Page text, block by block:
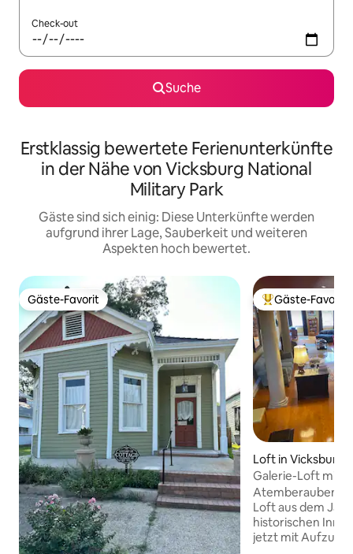
Check-out
Suche
Erstklassig bewertete Ferienunterkünfte
in der Nähe von Vicksburg National
Military Park
Gäste sind sich einig: Diese Unterkünfte werden
aufgrund ihrer Lage, Sauberkeit und weiteren
Aspekten hoch bewertet.
Gäste-Favorit
Gäste-Favorit Beliebter Gäste-
Gäste-Favorit
Loft in Vicksburg
Galerie-Loft mit
Aufzug
Atemberaubend
Loft aus dem
historischen
jetzt mit Aufzug! Ein gut ausgestatteter